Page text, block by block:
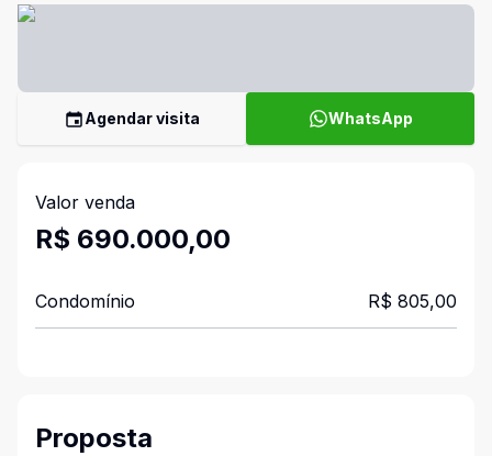
Agendar visita WhatsApp
Valor venda
R$ 690.000,00
Condomínio R$ 805,00
Proposta